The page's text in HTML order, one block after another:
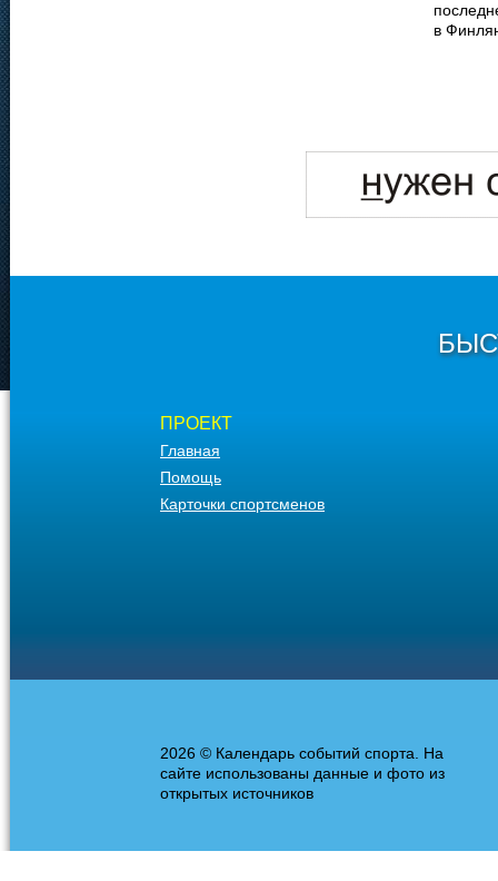
в
ПРОЕКТ
Главная
Помощь
Карточки спортсменов
2026 © Календарь событий спорта. На
сайте использованы данные и фото из
открытых источников